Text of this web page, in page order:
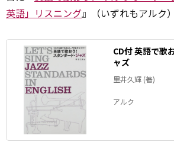
英語」リスニング』（いずれもアルク
CD付 英語で歌
ャズ
里井久輝 (著)
アルク